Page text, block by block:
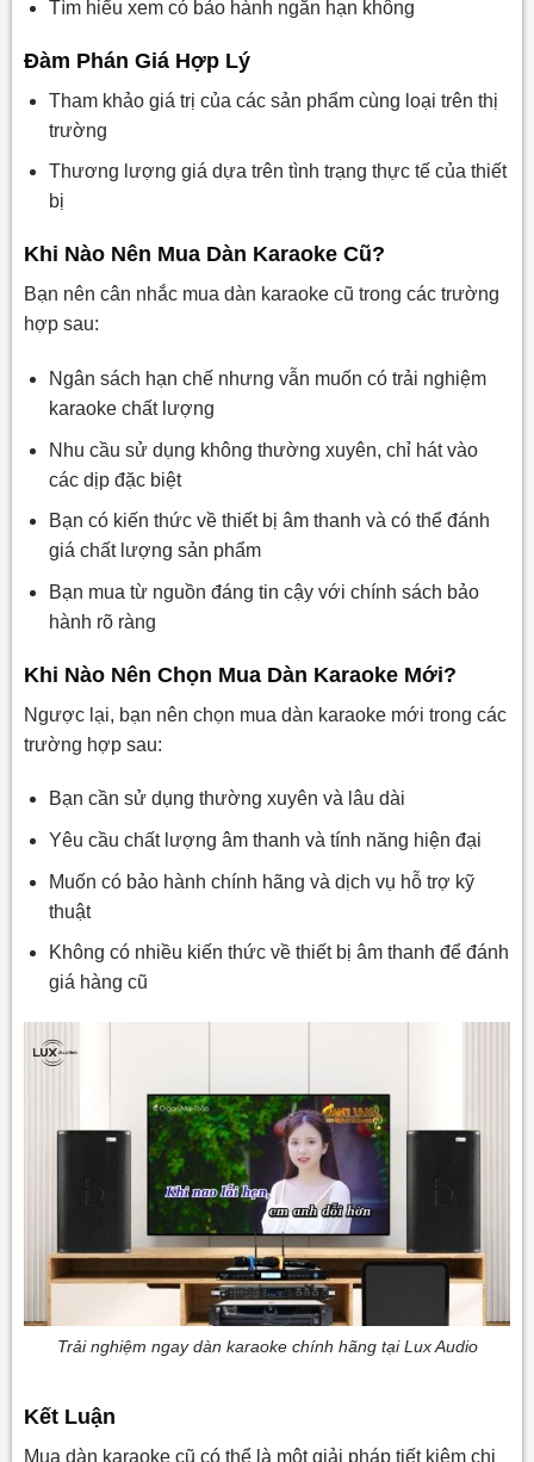
Tìm hiểu xem có bảo hành ngắn hạn không
Đàm Phán Giá Hợp Lý
Tham khảo giá trị của các sản phẩm cùng loại trên thị
trường
Thương lượng giá dựa trên tình trạng thực tế của thiết
bị
Khi Nào Nên Mua Dàn Karaoke Cũ?
Bạn nên cân nhắc mua dàn karaoke cũ trong các trường
hợp sau:
Ngân sách hạn chế nhưng vẫn muốn có trải nghiệm
karaoke chất lượng
Nhu cầu sử dụng không thường xuyên, chỉ hát vào
các dịp đặc biệt
Bạn có kiến thức về thiết bị âm thanh và có thể đánh
giá chất lượng sản phẩm
Bạn mua từ nguồn đáng tin cậy với chính sách bảo
hành rõ ràng
Khi Nào Nên Chọn Mua Dàn Karaoke Mới?
Ngược lại, bạn nên chọn mua dàn karaoke mới trong các
trường hợp sau:
Bạn cần sử dụng thường xuyên và lâu dài
Yêu cầu chất lượng âm thanh và tính năng hiện đại
Muốn có bảo hành chính hãng và dịch vụ hỗ trợ kỹ
thuật
Không có nhiều kiến thức về thiết bị âm thanh để đánh
giá hàng cũ
Trải nghiệm ngay dàn karaoke chính hãng tại Lux Audio
Kết Luận
Mua dàn karaoke cũ có thể là một giải pháp tiết kiệm chi